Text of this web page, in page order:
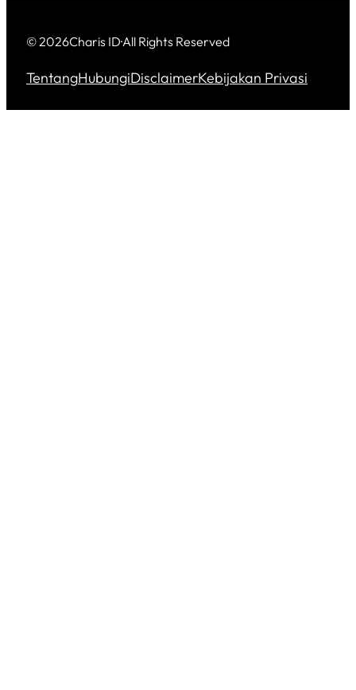
© 2026Charis ID·All Rights Reserved
TentangHubungiDisclaimerKebijakan Privasi